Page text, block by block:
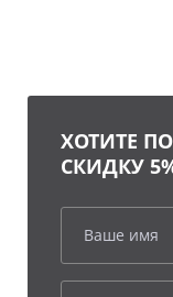
ХОТИТЕ
СКИДКУ